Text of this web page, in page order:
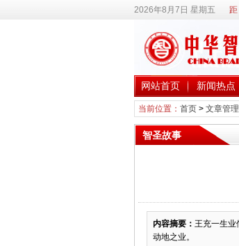
2026年8月7日 星期五
网站首页 新闻热点
当前位置： 首页> 文章管理
智圣故事
内容摘要： 王充一生业
动地之业。